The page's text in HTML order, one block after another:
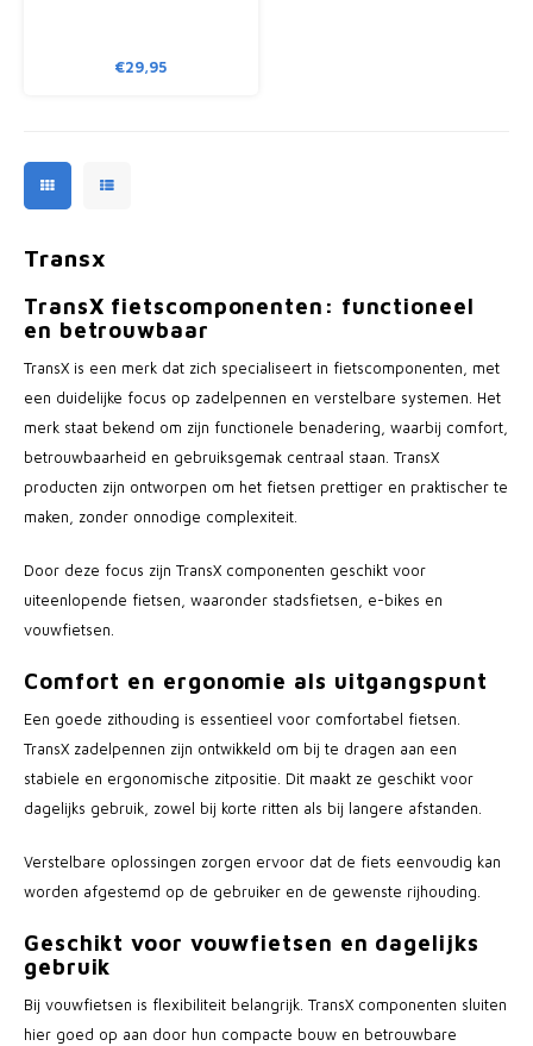
Vouwfiets Banden
€29,95
Transx
TransX fietscomponenten: functioneel
en betrouwbaar
TransX is een merk dat zich specialiseert in fietscomponenten, met
een duidelijke focus op zadelpennen en verstelbare systemen. Het
merk staat bekend om zijn functionele benadering, waarbij comfort,
betrouwbaarheid en gebruiksgemak centraal staan. TransX
producten zijn ontworpen om het fietsen prettiger en praktischer te
maken, zonder onnodige complexiteit.
Door deze focus zijn TransX componenten geschikt voor
uiteenlopende fietsen, waaronder stadsfietsen, e-bikes en
vouwfietsen.
Comfort en ergonomie als uitgangspunt
Een goede zithouding is essentieel voor comfortabel fietsen.
TransX zadelpennen zijn ontwikkeld om bij te dragen aan een
stabiele en ergonomische zitpositie. Dit maakt ze geschikt voor
dagelijks gebruik, zowel bij korte ritten als bij langere afstanden.
Verstelbare oplossingen zorgen ervoor dat de fiets eenvoudig kan
worden afgestemd op de gebruiker en de gewenste rijhouding.
Geschikt voor vouwfietsen en dagelijks
gebruik
Bij vouwfietsen is flexibiliteit belangrijk. TransX componenten sluiten
hier goed op aan door hun compacte bouw en betrouwbare